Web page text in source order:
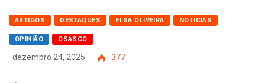
ARTIGOS DESTAQUES ELSA OLIVEIRA NOTICIAS
OPINIÃO OSASCO
dezembro 24, 2025 377